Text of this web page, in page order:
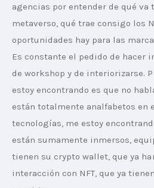
agencias por entender de qué va
metaverso, qué trae consigo los
oportunidades hay para las
Es constante el pedido de hacer
de workshop y de interiorizarse.
estoy encontrando es que no
están totalmente analfabetos en
tecnologías, me estoy
están sumamente inmersos,
tienen su crypto wallet, que ya
interacción con NFT, que ya